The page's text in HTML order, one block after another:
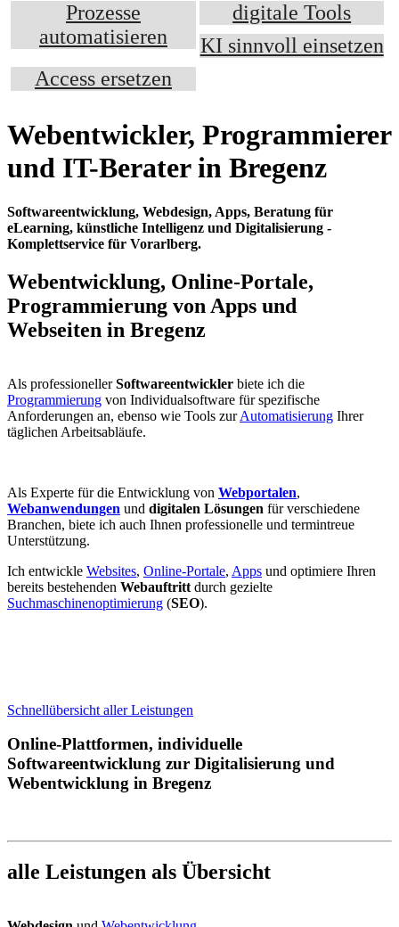
Prozesse
automatisieren
digitale Tools
KI sinnvoll einsetzen
Access ersetzen
Webentwickler, Programmierer
und IT-Berater in Bregenz
Softwareentwicklung, Webdesign, Apps, Beratung für
eLearning, künstliche Intelligenz und Digitalisierung -
Komplettservice für Vorarlberg.
Webentwicklung, Online-Portale,
Programmierung von Apps und
Webseiten in Bregenz
Als professionellerSoftwareentwickler biete ich die
Programmierung von Individualsoftware für spezifische
Anforderungen an, ebenso wie Tools zurAutomatisierung Ihrer
täglichen Arbeitsabläufe.
Als Experte für die Entwicklung von Webportalen,
Webanwendungen und digitalen Lösungen für verschiedene
Branchen, biete ich auch Ihnen professionelle und termintreue
Unterstützung.
Ich entwickle Websites, Online-Portale, Apps und optimiere Ihren
bereits bestehenden Webauftritt durch gezielte
Suchmaschinenoptimierung (SEO).
Schnellübersicht aller Leistungen
Online-Plattformen, individuelle
Softwareentwicklung zur Digitalisierung und
Webentwicklung in Bregenz
alle Leistungen als Übersicht